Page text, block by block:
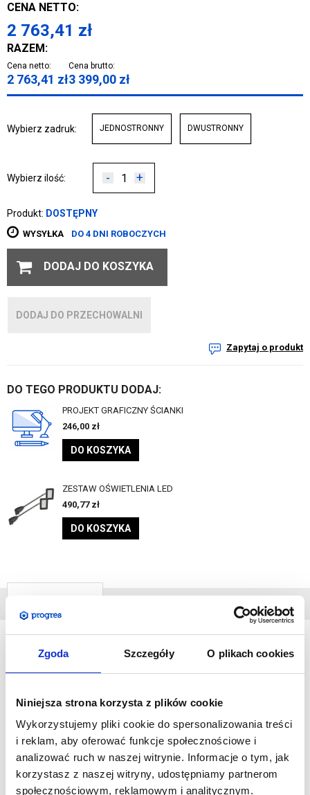
Zgoda Szczegóły O plikach cookies
Niniejsza strona korzysta z plików cookie
Wykorzystujemy pliki cookie do spersonalizowania treści
i reklam, aby oferować funkcje społecznościowe i
analizować ruch w naszej witrynie. Informacje o tym, jak
korzystasz z naszej witryny, udostępniamy partnerom
społecznościowym, reklamowym i analitycznym.
CENA NETTO:
2 763,41 zł
RAZEM:
Cena netto:
2 763,41 zł
Cena brutto:
3 399,00 zł
Wybierz zadruk: JEDNOSTRONNY DWUSTRONNY
Wybierz ilość: - +
Produkt: DOSTĘPNY
WYSYŁKA DO 4 DNI ROBOCZYCH
DODAJ DO KOSZYKA
DODAJ DO PRZECHOWALNI
Zapytaj o produkt
DO TEGO PRODUKTU DODAJ:
PROJEKT GRAFICZNY ŚCIANKI
246,00 zł
DO KOSZYKA
ZESTAW OŚWIETLENIA LED
490,77 zł
DO KOSZYKA
wykonane są z aluminium, a ich montaż jest niezwykle prosty.
System pozwala na przedstawienie grafiki z tkaniny, którą
naciąga się na ramę.
Klienci biznesowi doceniają ścianki tekstylne za ich
profesjonalny wygląd, wygodę użytkowania oraz za jakość